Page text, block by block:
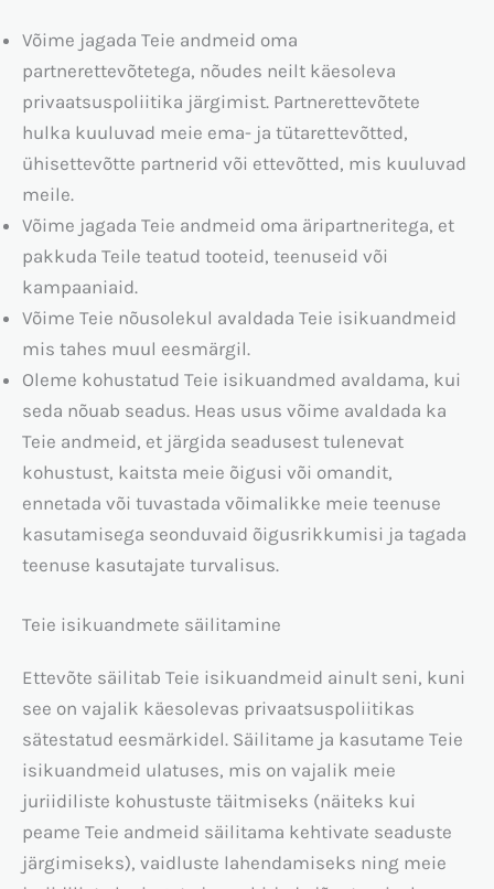
Võime jagada Teie andmeid oma
partnerettevõtetega, nõudes neilt käesoleva
privaatsuspoliitika järgimist. Partnerettevõtete
hulka kuuluvad meie ema- ja tütarettevõtted,
ühisettevõtte partnerid või ettevõtted, mis kuuluvad
meile.
Võime jagada Teie andmeid oma äripartneritega, et
pakkuda Teile teatud tooteid, teenuseid või
kampaaniaid.
Võime Teie nõusolekul avaldada Teie isikuandmeid
mis tahes muul eesmärgil.
Oleme kohustatud Teie isikuandmed avaldama, kui
seda nõuab seadus. Heas usus võime avaldada ka
Teie andmeid, et järgida seadusest tulenevat
kohustust, kaitsta meie õigusi või omandit,
ennetada või tuvastada võimalikke meie teenuse
kasutamisega seonduvaid õigusrikkumisi ja tagada
teenuse kasutajate turvalisus.
Teie isikuandmete säilitamine
Ettevõte säilitab Teie isikuandmeid ainult seni, kuni
see on vajalik käesolevas privaatsuspoliitikas
sätestatud eesmärkidel. Säilitame ja kasutame Teie
isikuandmeid ulatuses, mis on vajalik meie
juriidiliste kohustuste täitmiseks (näiteks kui
peame Teie andmeid säilitama kehtivate seaduste
järgimiseks), vaidluste lahendamiseks ning meie